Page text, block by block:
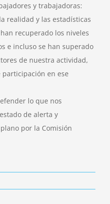
y trabajadoras:
realidad y las estadísticas
recuperado los niveles
e incluso se han superado
de nuestra actividad,
en ese
lo que nos
de alerta y
por la Comisión